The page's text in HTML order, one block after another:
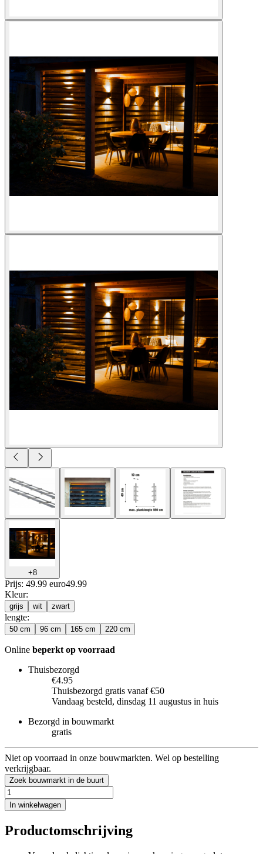
+8
Prijs: 49.99 euro49.99
Kleur:
grijs wit zwart
lengte:
50 cm 96 cm 165 cm 220 cm
Online beperkt op voorraad
Thuisbezorgd
€4.95
Thuisbezorgd gratis vanaf €50
Vandaag besteld, dinsdag 11 augustus in huis
Bezorgd in bouwmarkt
gratis
Niet op voorraad in onze bouwmarkten. Wel op bestelling
verkrijgbaar.
Zoek bouwmarkt in de buurt
In winkelwagen
Productomschrijving